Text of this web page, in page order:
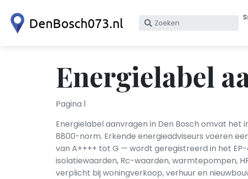
Zoek
KvK
nummer
Energielabel
Pagina 1
Energielabel aanvragen in Den Bosch omvat
8800-norm. Erkende energieadviseurs voeren
van A++++ tot G — wordt geregistreerd in het
isolatiewaarden, Rc-waarden, warmtepompen,
verplicht bij woningverkoop, verhuur en